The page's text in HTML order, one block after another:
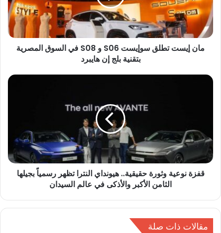
س
ت
ط
و
0
6
و
ف
مان إيست تطلق سوإيست S06 و S08 في السوق المصرية
بتقنية بلج إن هايبرد
ق
ع
ي
ة
قفزة نوعية وثورة حقيقية.. هيونداي النترا تظهر رسمياً بجيلها
الثامن الأكبر والأذكى في عالم السيدان
مقالات ذات صلة